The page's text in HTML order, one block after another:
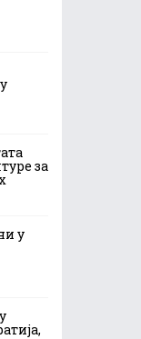
за
у